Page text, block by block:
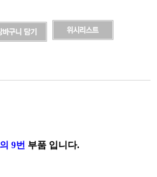
9번 부품 입니다.